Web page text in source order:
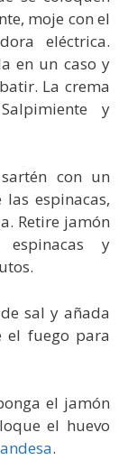
moje con el
eléctrica.
en un caso y
La crema
y
con un
espinacas,
Retire jamón
y
sal y añada
el fuego para
el jamón
el huevo
.